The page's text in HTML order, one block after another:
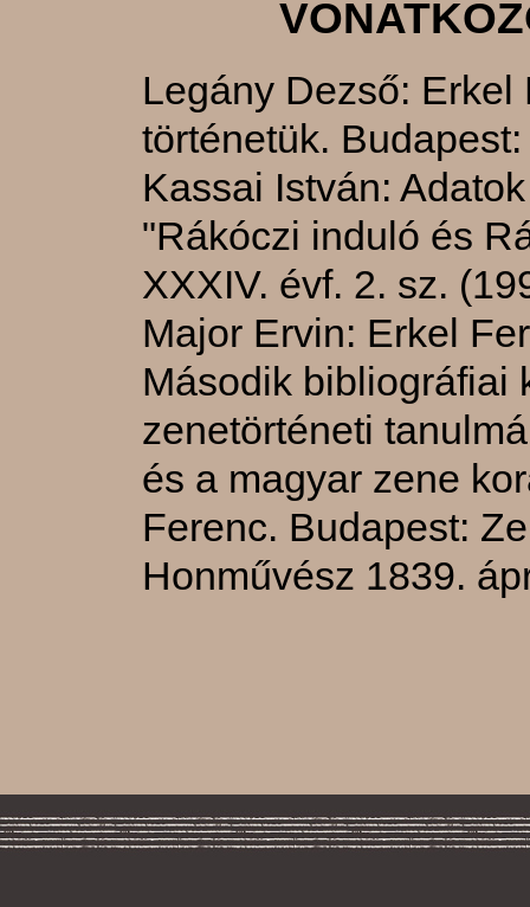
Legány Dezső:
történetük.
Kassai István:
"Rákóczi induló és
XXXIV. évf. 2. sz.
Major Ervin: Erkel
Második bibliográfiai
zenetörténeti
és a magyar zene
Ferenc. Budapest:
Honművész 1839.